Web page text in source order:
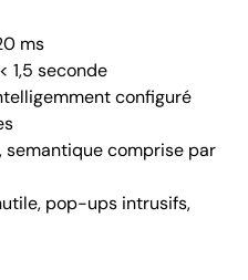
ms
1,5 seconde
configuré
semantique comprise par
pop-ups intrusifs,